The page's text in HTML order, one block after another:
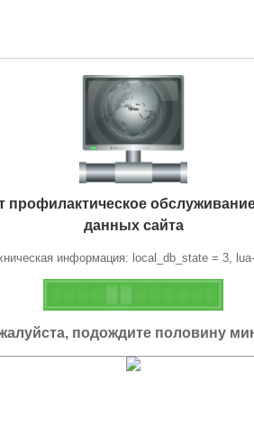
профилактическое
данных сайта
информация: local_db_state = 3,
подождите половину